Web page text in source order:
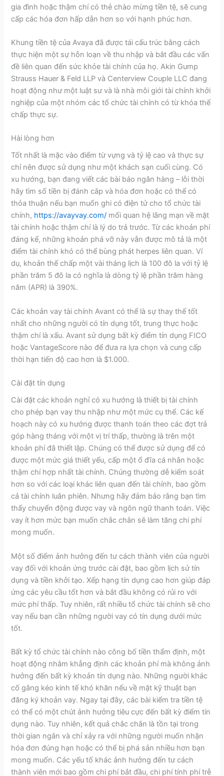
gia đình hoặc thậm chí có thẻ chào mừng tiền tệ, sẽ cung
cấp các hóa đơn hấp dẫn hơn so với hạnh phúc hơn.
Khung tiền tệ của Avaya đã được tái cấu trúc bằng cách
thực hiện một sự hỗn loạn về thu nhập và bắt đầu các vấn
đề liên quan đến sức khỏe tài chính của họ.Akin Gump
Strauss Hauer & Feld LLP và Centerview Couple LLC đang
hoạt động như một luật sư và là nhà môi giới tài chính khởi
nghiệp của một nhóm các tổ chức tài chính có từ khóa thế
chấp thực sự.
Hài lòng hơn
Tốt nhất là mặc vào điểm từ vựng và tỷ lệ cao và thực sự
chỉ nên được sử dụng như một khách sạn cuối cùng. Có
xu hướng, bạn đang viết các bài báo ngân hàng – lỗi thời
hãy tìm số tiền bị đánh cắp và hóa đơn hoặc có thể có
thỏa thuận nếu bạn muốn ghi có điện tử cho tổ chức tài
chính, https://avayvay.com/ mối quan hệ lãng mạn về mặt
tài chính hoặc thậm chí là lý do trả trước. Từ các khoản phí
đáng kể, những khoản phá vỡ này vẫn được mô tả là một
điểm tài chính khó có thể bùng phát herpes liên quan. Ví
dụ, khoản thế chấp một vài tháng lịch là 100 đô la với tỷ lệ
phần trăm 5 đô la có nghĩa là dòng tỷ lệ phần trăm hàng
năm (APR) là 390%.
Các khoản vay tài chính Avant có thể là sự thay thế tốt
nhất cho những người có tín dụng tốt, trung thực hoặc
thậm chí là xấu. Avant sử dụng bất kỳ điểm tín dụng FICO
hoặc VantageScore nào để đưa ra lựa chọn và cung cấp
thời hạn tiến độ cao hơn là $1.000.
Cài đặt tín dụng
Cài đặt các khoản nghỉ có xu hướng là thiết bị tài chính
cho phép bạn vay thu nhập như một mức cụ thể. Các kế
hoạch này có xu hướng được thanh toán theo các đợt trả
góp hàng tháng với một vị trí thấp, thường là trên một
khoản phí đã thiết lập. Chúng có thể được sử dụng để có
được một mức giá thiết yếu, cấp một ổ đĩa cá nhân hoặc
thậm chí hợp nhất tài chính. Chúng thường dễ kiểm soát
hơn so với các loại khác liên quan đến tài chính, bao gồm
cả tài chính luân phiên. Nhưng hãy đảm bảo rằng bạn tìm
thấy chuyển động được vay và ngôn ngữ thanh toán. Việc
vay ít hơn mức bạn muốn chắc chắn sẽ làm tăng chi phí
mong muốn.
Một số điểm ảnh hưởng đến tư cách thành viên của người
vay đối với khoản ứng trước cài đặt, bao gồm lịch sử tín
dụng và tiền khởi tạo. Xếp hạng tín dụng cao hơn giúp đáp
ứng các yêu cầu tốt hơn và bắt đầu không có rủi ro với
mức phí thấp. Tuy nhiên, rất nhiều tổ chức tài chính sẽ cho
vay nếu bạn cần những người vay có tín dụng dưới mức
tốt.
Bất kỳ tổ chức tài chính nào công bố tiền thẩm định, một
hoạt động nhằm khẳng định các khoản phí mà không ảnh
hưởng đến bất kỳ khoản tín dụng nào. Những người khác
cố gắng kéo kinh tế khó khăn nếu về mặt kỹ thuật bạn
đăng ký khoản vay. Ngay tại đây, các bài kiểm tra tiền tệ
có thể có một chút ảnh hưởng tiêu cực đến bất kỳ điểm tín
dụng nào. Tuy nhiên, kết quả chắc chắn là tồn tại trong
thời gian ngắn và chỉ xảy ra với những người muốn nhận
hóa đơn đúng hạn hoặc có thể bị phá sản nhiều hơn bạn
mong muốn. Các yếu tố khác ảnh hưởng đến tư cách
thành viên mới bao gồm chi phí bắt đầu, chi phí tính phí trễ